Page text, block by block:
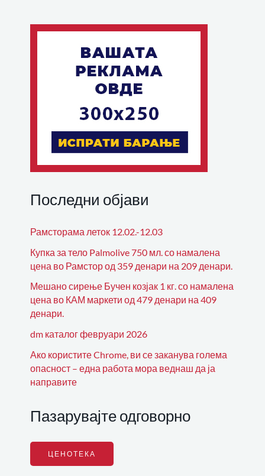
Последни објави
Рамсторама леток 12.02.-12.03
Купка за тело Palmolive 750 мл. со намалена
цена во Рамстор од 359 денари на 209 денари.
Мешано сирење Бучен козјак 1 кг. со намалена
цена во КАМ маркети од 479 денари на 409
денари.
dm каталог февруари 2026
Ако користите Chrome, ви се заканува голема
опасност – една работа мора веднаш да ја
направите
Пазарувајте одговорно
ЦЕНОТЕКА